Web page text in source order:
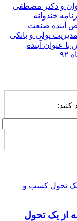
و دکتر مصطفی
خندوانه
آینده صنعت
پولی و بانکی
عنوان آینده
کنید:
از یک تحول